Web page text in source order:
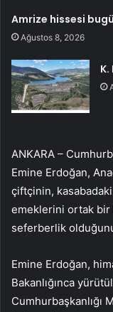
Amrize hissesi
Ağustos 8, 2026
ANKARA –
Emine Erdoğan,
çiftçinin,
emeklerini ortak
seferberlik
Emine Erdoğan,
Bakanlığınca
Cumhurbaşkanlığı